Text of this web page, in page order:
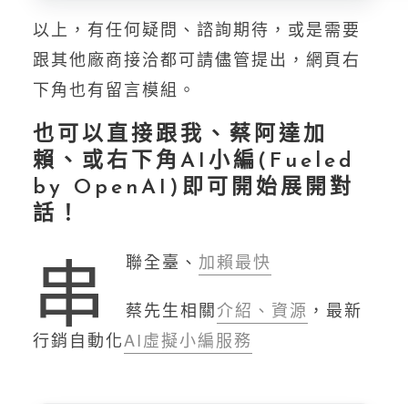
以上，有任何疑問、諮詢期待，或是需要
跟其他廠商接洽都可請儘管提出，網頁右
下角也有留言模組。
也可以直接跟我、蔡阿達加
賴、或右下角AI小編(Fueled
by OpenAI)即可開始展開對
話！
串 聯全臺、 加賴最快
蔡先生相關介紹、資源 ，最新
行銷自動化AI虛擬小編服務